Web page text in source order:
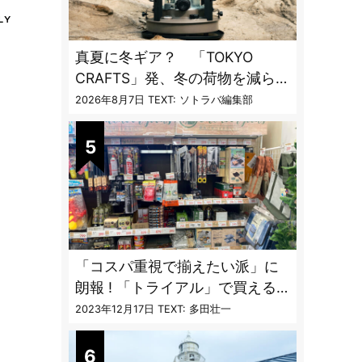
真夏に冬ギア？ 「TOKYO
CRAFTS」発、冬の荷物を減らす
「13時間燃焼」1台2役ストーブ
2026年8月7日 TEXT: ソトラバ編集部
「コスパ重視で揃えたい派」に
朗報 ! 「トライアル」で買える
キャンプ道具7品
2023年12月17日 TEXT: 多田壮一